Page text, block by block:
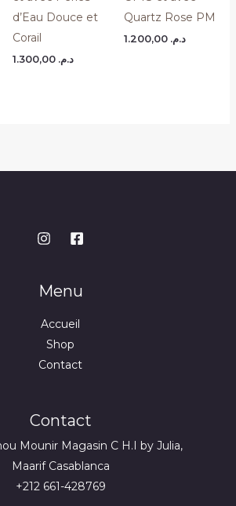
d’Eau Douce et
Corail
د.م.
Quartz Rose PM
د.م. 1.200,00
Menu
Accueil
Shop
Contact
Contact
Mounir Magasin C H.I by Julia,
Maarif Casablanca
+212 661-428769